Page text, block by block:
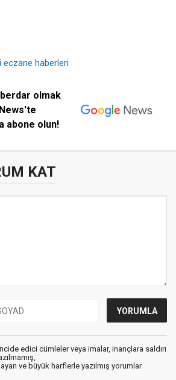
eczane haberleri
olmak
abone olun!
KAT
edici cümleler veya imalar, inançlara saldırı
ve büyük harflerle yazılmış yorumlar